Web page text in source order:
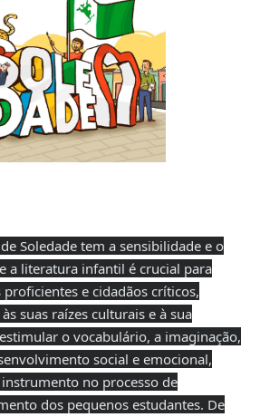
Soledade tem a sensibilidade e o
a literatura infantil é crucial para
e cidadãos críticos,
suas raízes culturais e à sua
o vocabulário, a imaginação,
social e emocional,
no processo de
dos pequenos estudantes. De